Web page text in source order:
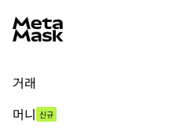
거래
머니 신규